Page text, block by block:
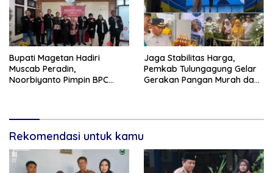
Bupati Magetan Hadiri
Muscab Peradin,
Noorbiyanto Pimpin BPC
Jaga Stabilitas Harga,
Pemkab Tulungagung Gelar
Gerakan Pangan Murah dan
Rekomendasi untuk kamu